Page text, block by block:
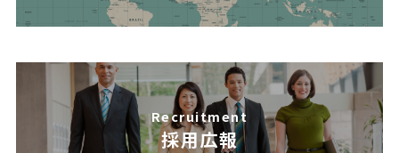
Recruitment
採用広報